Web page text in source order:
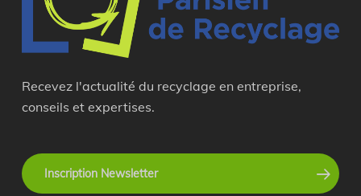
Recevez l'actualité du recyclage en entreprise,
conseils et expertises.
Inscription Newsletter